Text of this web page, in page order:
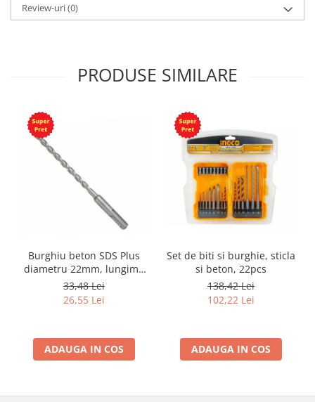
Review-uri(0)
PRODUSE SIMILARE
Burghiu beton SDS Plus
diametru 22mm, lungime
450mm
33,48 Lei
26,55 Lei
ADAUGA IN COS
Set de biti si burghie, sticla
si beton, 22pcs
138,42 Lei
102,22 Lei
ADAUGA IN COS